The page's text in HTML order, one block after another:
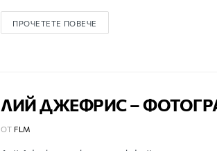
ПРОЧЕТЕТЕ ПОВЕЧЕ
ЛИЙ ДЖЕФРИС –
ОТ FLM